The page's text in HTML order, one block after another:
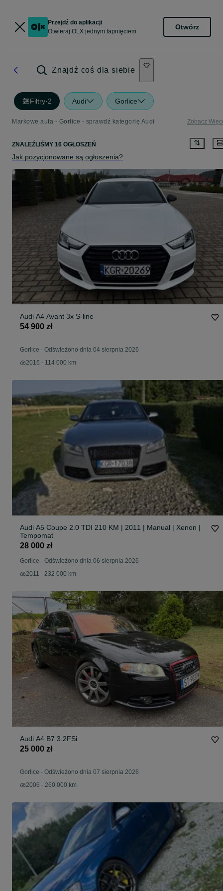
Przejdź do aplikacji
Otwieraj OLX jednym tapnięciem
Otwórz
Znajdź coś dla siebie
Filtry·2 Audi Gorlice
Markowe auta - Gorlice - sprawdź kategorię Audi Zobacz
ZNALEŹLIŚMY 16 OGŁOSZEŃ
Jak pozycjonowane są ogłoszenia?
Audi A4 Avant 3x S-line
54 900 zł
Gorlice - Odświeżono dnia 04 sierpnia 2026
2016 - 114 000 km
Audi A5 Coupe 2.0 TDI 210 KM | 2011 | Manual | Xenon |
Tempomat
28 000 zł
Gorlice - Odświeżono dnia 06 sierpnia 2026
2011 - 232 000 km
Audi A4 B7 3.2FSi
25 000 zł
Gorlice - Odświeżono dnia 07 sierpnia 2026
2006 - 260 000 km